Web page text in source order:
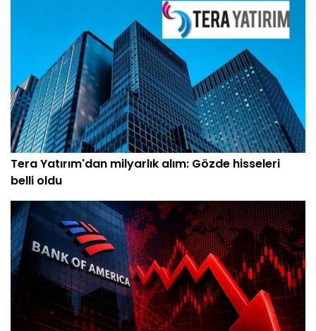
Tera Yatırım'dan milyarlık alım: Gözde hisseleri
belli oldu